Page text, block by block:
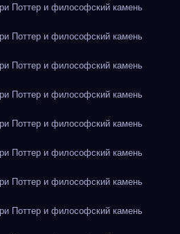
Поттер и философский камень
Поттер и философский камень
Поттер и философский камень
Поттер и философский камень
Поттер и философский камень
Поттер и философский камень
Поттер и философский камень
Поттер и философский камень